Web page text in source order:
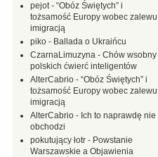
pejot- “Obóz Świętych” i
tożsamość Europy wobec zalewu
imigracją
piko - Ballada o Ukraińcu
CzarnaLimuzyna - Chów wsobny
polskich ćwierć inteligentów
AlterCabrio - “Obóz Świętych” i
tożsamość Europy wobec zalewu
imigracją
AlterCabrio - Ich to naprawdę nie
obchodzi
pokutujący łotr - Powstanie
Warszawskie a Objawienia